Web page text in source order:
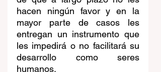
hacen ningún favor y en la
mayor parte de casos les
entregan un instrumento que
les impedirá o no facilitará su
desarrollo como seres
humanos.